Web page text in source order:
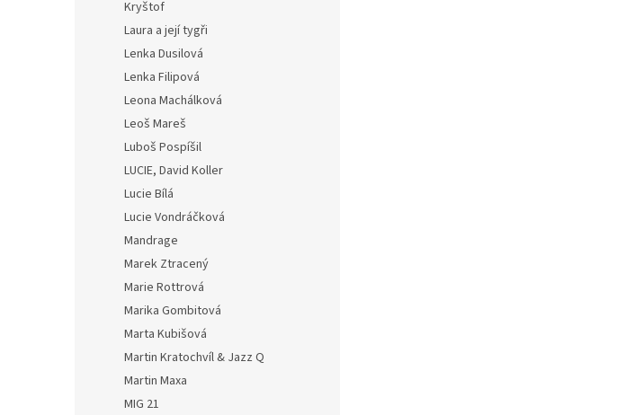
Kryštof
Laura a její tygři
Lenka Dusilová
Lenka Filipová
Leona Machálková
Leoš Mareš
Luboš Pospíšil
LUCIE, David Koller
Lucie Bílá
Lucie Vondráčková
Mandrage
Marek Ztracený
Marie Rottrová
Marika Gombitová
Marta Kubišová
Martin Kratochvíl & Jazz Q
Martin Maxa
MIG 21